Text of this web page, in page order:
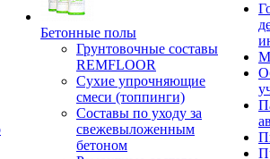
Бетонные полы
Грунтовочные составы
REMFLOOR
Сухие упрочняющие
смеси (топпинги)
Составы по уходу за
свежевыложенным
бетоном